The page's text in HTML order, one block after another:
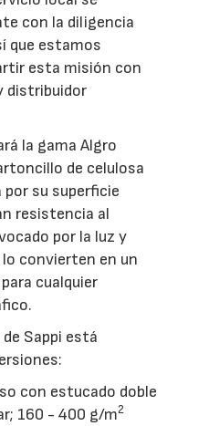
con la diligencia
que estamos
esta misión con
distribuidor
la gama Algro
de celulosa
su superficie
resistencia al
por la luz y
lo convierten en un
cualquier
Sappi está
con estucado doble
160 - 400 g/m2